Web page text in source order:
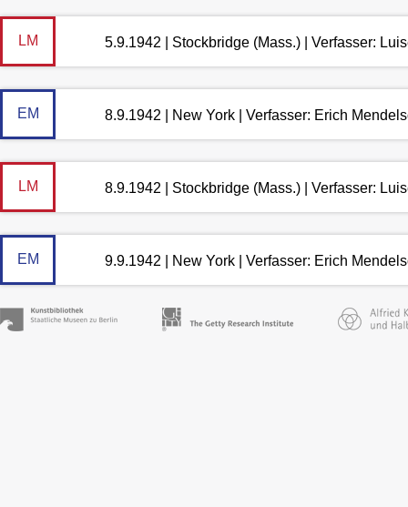
LM 5.9.1942 | Stockbridge (Mass.) | Verfasser:
EM 8.9.1942 | New York | Verfasser: Erich
LM 8.9.1942 | Stockbridge (Mass.) | Verfasser:
EM 9.9.1942 | New York | Verfasser: Erich